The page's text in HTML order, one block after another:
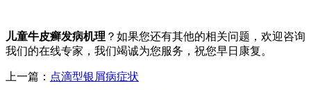
儿童牛皮癣发病机理 ？如果您还有其他的相关问题，欢迎咨询
我们的在线专家，我们竭诚为您服务，祝您早日康复。
上一篇： 点滴型银屑病症状